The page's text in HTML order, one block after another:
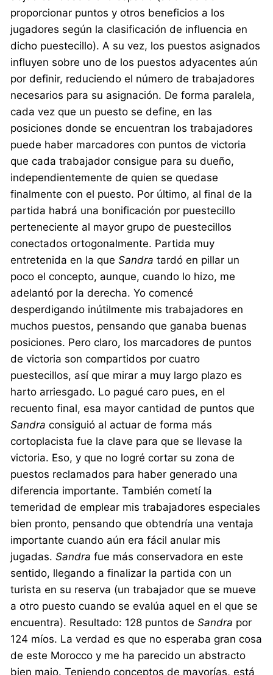
proporcionar puntos y otros beneficios a los
jugadores según la clasificación de influencia en
dicho puestecillo). A su vez, los puestos asignados
influyen sobre uno de los puestos adyacentes aún
por definir, reduciendo el número de trabajadores
necesarios para su asignación. De forma paralela,
cada vez que un puesto se define, en las
posiciones donde se encuentran los trabajadores
puede haber marcadores con puntos de victoria
que cada trabajador consigue para su dueño,
independientemente de quien se quedase
finalmente con el puesto. Por último, al final de la
partida habrá una bonificación por puestecillo
perteneciente al mayor grupo de puestecillos
conectados ortogonalmente. Partida muy
entretenida en la queSandra tardó en pillar un
poco el concepto, aunque, cuando lo hizo, me
adelantó por la derecha. Yo comencé
desperdigando inútilmente mis trabajadores en
muchos puestos, pensando que ganaba buenas
posiciones. Pero claro, los marcadores de puntos
de victoria son compartidos por cuatro
puestecillos, así que mirar a muy largo plazo es
harto arriesgado. Lo pagué caro pues, en el
recuento final, esa mayor cantidad de puntos que
Sandra consiguió al actuar de forma más
cortoplacista fue la clave para que se llevase la
victoria. Eso, y que no logré cortar su zona de
puestos reclamados para haber generado una
diferencia importante. También cometí la
temeridad de emplear mis trabajadores especiales
bien pronto, pensando que obtendría una ventaja
importante cuando aún era fácil anular mis
jugadas.Sandra fue más conservadora en este
sentido, llegando a finalizar la partida con un
turista en su reserva (un trabajador que se mueve
a otro puesto cuando se evalúa aquel en el que se
encuentra). Resultado: 128 puntos deSandra por
124 míos. La verdad es que no esperaba gran cosa
de este Morocco y me ha parecido un abstracto
bien majo. Teniendo conceptos de mayorías, está